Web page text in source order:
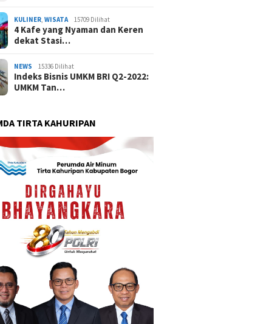
KULINER ,WISATA 15709 Dilihat
4 Kafe yang Nyaman dan Keren
dekat Stasi…
NEWS 15336 Dilihat
Indeks Bisnis UMKM BRI Q2-2022:
UMKM Tan…
TIRTA KAHURIPAN